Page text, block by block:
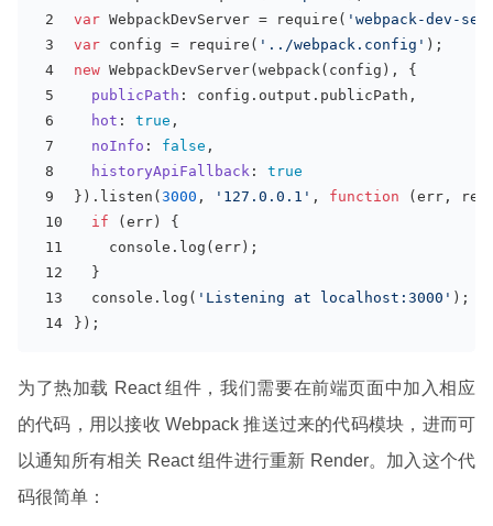
var WebpackDevServer = require ( 'webpack-dev-
var config = require ( '../webpack.config' );
new WebpackDevServer(webpack(config), {
publicPath : config.output.publicPath,
hot : true ,
noInfo : false ,
historyApiFallback : true
}).listen( 3000 , '127.0.0.1' , function ( err,
if (err) {
console .log(err);
  }
console .log( 'Listening at localhost:3000' );
});
为了热加载 React 组件，我们需要在前端页面中加入相应
的代码，用以接收 Webpack 推送过来的代码模块，进而可
以通知所有相关 React 组件进行重新 Render。加入这个代
码很简单：